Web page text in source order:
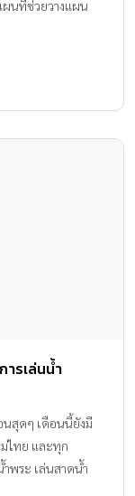
ผนที่ช่วยวางแผน
รเล่นน้ำ
นสุดๆ เดือนนี้ยังมี
ไทย และทุก
พระ เล่นสาดน้ำ